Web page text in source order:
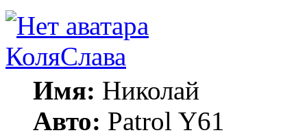
КоляСлава
Имя: Николай
Авто: Patrol Y61